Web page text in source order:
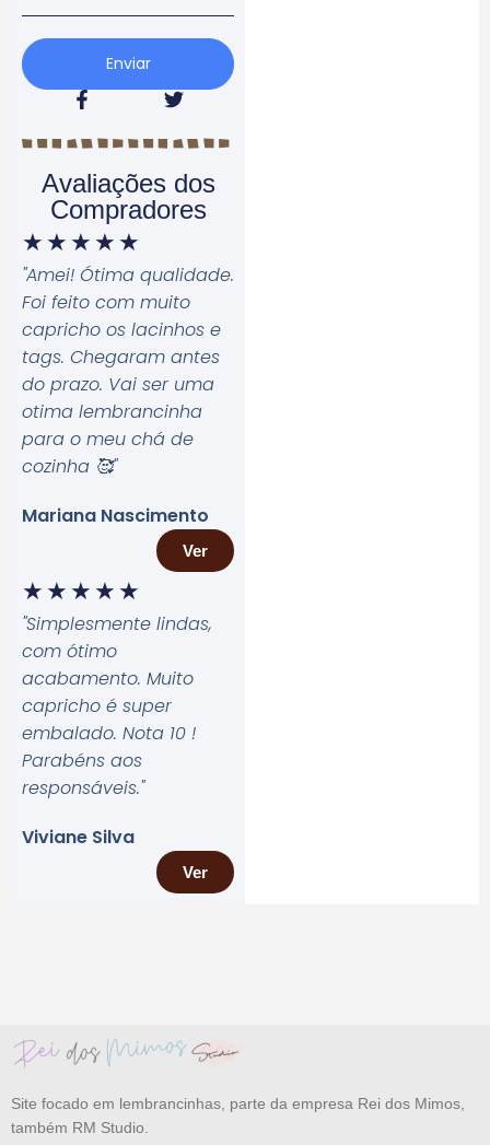
Enviar
Avaliações dos
Compradores
★ ★ ★ ★ ★
"Amei! Ótima qualidade.
Foi feito com muito
capricho os lacinhos e
tags. Chegaram antes
do prazo. Vai ser uma
otima lembrancinha
para o meu chá de
cozinha 🥰"
Mariana Nascimento
Ver
★ ★ ★ ★ ★
"Simplesmente lindas,
com ótimo
acabamento. Muito
capricho é super
embalado. Nota 10 !
Parabéns aos
responsáveis."
Viviane Silva
Ver
Site focado em lembrancinhas, parte da empresa Rei dos Mimos,
também RM Studio.